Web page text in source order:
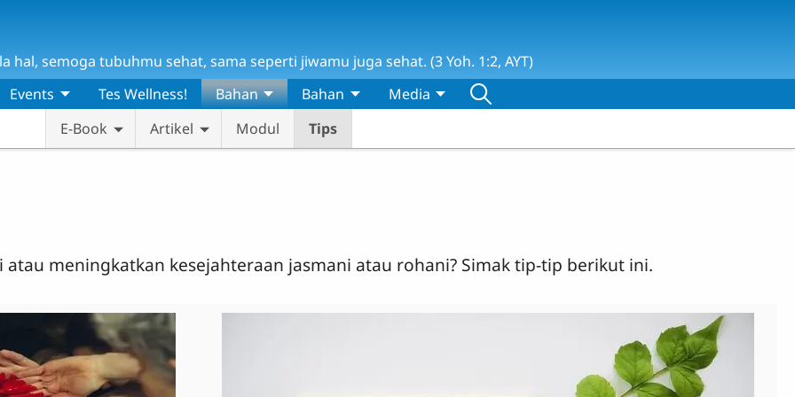
semoga tubuhmu sehat, sama seperti jiwamu juga sehat. (3 Yoh. 1:2, AYT)
Events Tes Wellness!
Bahan
E-Book
Artikel Modul Tips
Bahan Media
meningkatkan kesejahteraan jasmani atau rohani? Simak tip-tip berikut ini.